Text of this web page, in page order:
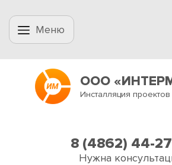
Меню
ООО
Инсталляция
8 (4862) 44-
Нужна